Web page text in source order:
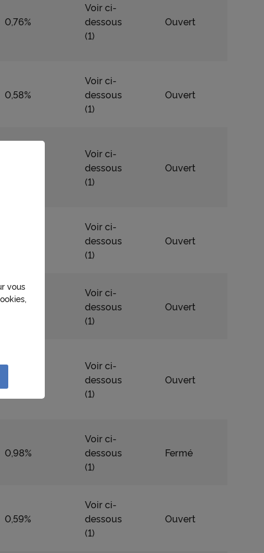
0,76%
Voir ci-
dessous
(1)
Ouvert
0,58%
Voir ci-
dessous
(1)
Ouvert
Voir ci-
dessous
(1)
Ouvert
Voir ci-
dessous
(1)
Ouvert
0,66%
Voir ci-
dessous
(1)
Ouvert
Voir ci-
dessous
(1)
Ouvert
0,98%
Voir ci-
dessous
(1)
Fermé
0,59%
Voir ci-
dessous
(1)
Ouvert
vous